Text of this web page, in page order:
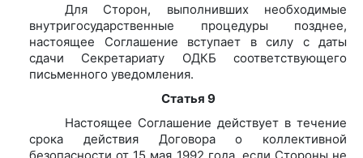
Для Сторон, выполнивших необходимые
внутригосударственные процедуры позднее,
настоящее Соглашение вступает в силу с даты
сдачи Секретариату ОДКБ соответствующего
письменного уведомления.
Статья 9
Настоящее Соглашение действует в течение
срока действия Договора о коллективной